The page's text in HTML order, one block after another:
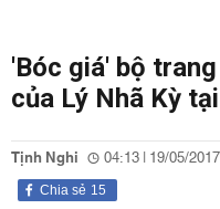
'Bóc giá' bộ
của Lý Nhã Kỳ
Tịnh Nghi 04:13 | 19/05/2017
15
Chia sẻ